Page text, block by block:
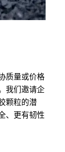
质量或价格
我们邀请企
颗粒的潜
、更有韧性